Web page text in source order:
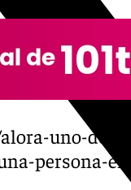
alora-uno-
persona-